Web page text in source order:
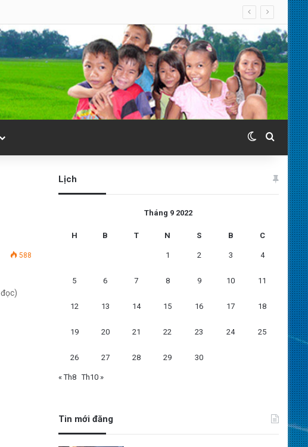
Switch skin
Search
588
Lịch
Tháng 9 2022
H B T N S B C
1 2 3 4
5 6 7 8 9 10 11
12 13 14 15 16 17 18
19 20 21 22 23 24 25
26 27 28 29 30
« Th8 Th10 »
Tin mới đăng